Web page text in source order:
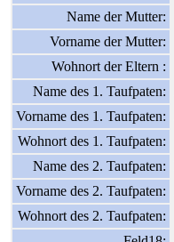
Name der Mutter:
Vorname der Mutter:
Wohnort der Eltern :
Name des 1. Taufpaten:
Vorname des 1. Taufpaten:
Wohnort des 1. Taufpaten:
Name des 2. Taufpaten:
Vorname des 2. Taufpaten:
Wohnort des 2. Taufpaten: